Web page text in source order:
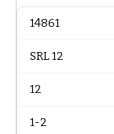
14861
SRL 12
12
1-2